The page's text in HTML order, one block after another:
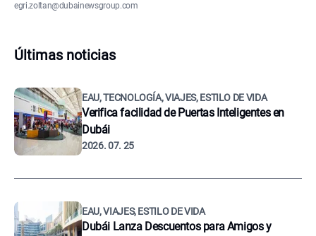
egri.zoltan@dubainewsgroup.com
Últimas noticias
EAU, TECNOLOGÍA, VIAJES, ESTILO DE VIDA
Verifica facilidad de Puertas Inteligentes en
Dubái
2026. 07. 25
EAU, VIAJES, ESTILO DE VIDA
Dubái Lanza Descuentos para Amigos y